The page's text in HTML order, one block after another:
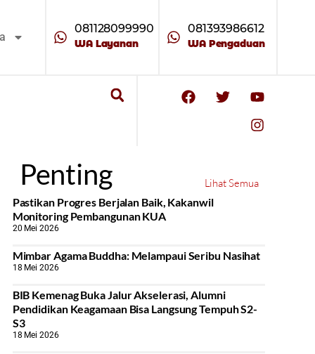
081128099990
WA Layanan
081393986612
WA Pengaduan
Penting
Lihat Semua
Pastikan Progres Berjalan Baik, Kakanwil
Monitoring Pembangunan KUA
20 Mei 2026
Mimbar Agama Buddha: Melampaui Seribu Nasihat
18 Mei 2026
BIB Kemenag Buka Jalur Akselerasi, Alumni
Pendidikan Keagamaan Bisa Langsung Tempuh S2-
S3
18 Mei 2026